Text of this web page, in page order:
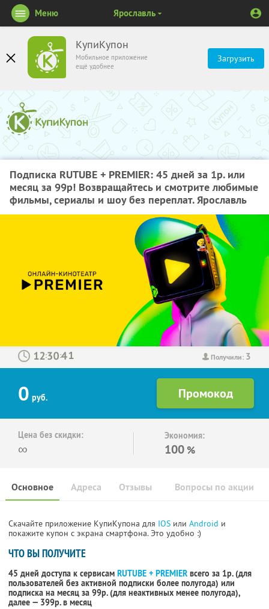
КупиКупон
Мобильное приложение
ещё удобнее
Загрузить
Меню Ярославль
Подписка RUTUBE + PREMIER: 45 дней за 1р. или
месяц за 99р! Возвращайтесь и смотрите любимые
фильмы, сериалы и шоу без переплат. Ярославль
Получили: 3
: :
0 руб.
Цена без скидки:
∞
Экономия:
100 %
Основное Отзывы Вопросы по акции
Адреса
Скачайте приложение КупиКупона для IOS или Android и
покажите купон с экрана смартфона. Это удобно :)
ЧТО ВЫ ПОЛУЧИТЕ
45 дней доступа к сервисам RUTUBE + PREMIER всего за 1р. (для
пользователей без активной подписки более полугода) или
подписка на месяц за 99р. (для неактивных менее полугода),
далее — 399р. в месяц